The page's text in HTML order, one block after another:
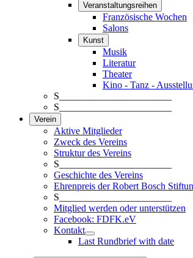
Veranstaltungsreihen
Französische Wochen
Salons
Kunst
Musik
Literatur
Theater
Kino - Tanz -
S_______________________
S_______________________
Verein
Aktive Mitglieder
Zweck des Vereins
Struktur des Vereins
S_______________________
Geschichte des Vereins
Ehrenpreis der Robert Bosch
S_______________________
Mitglied werden oder unterstützen
Facebook: FDFK.eV
Kontakt
Last Rundbrief with date